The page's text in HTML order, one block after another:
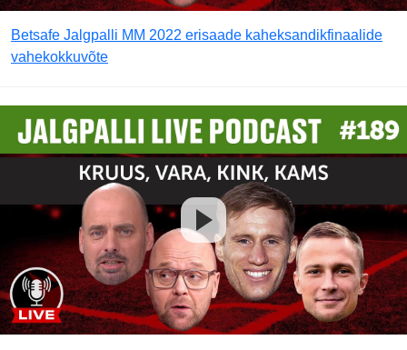
Betsafe Jalgpalli MM 2022 erisaade kaheksandikfinaalide
vahekokkuvõte